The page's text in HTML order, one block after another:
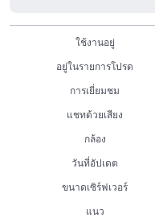
ใช้งานอยู่
อยู่ในรายการโปรด
การเยี่ยมชม
แชทด้วยเสียง
กล้อง
วันที่อัปเดต
ขนาดเซิร์ฟเวอร์
แนว